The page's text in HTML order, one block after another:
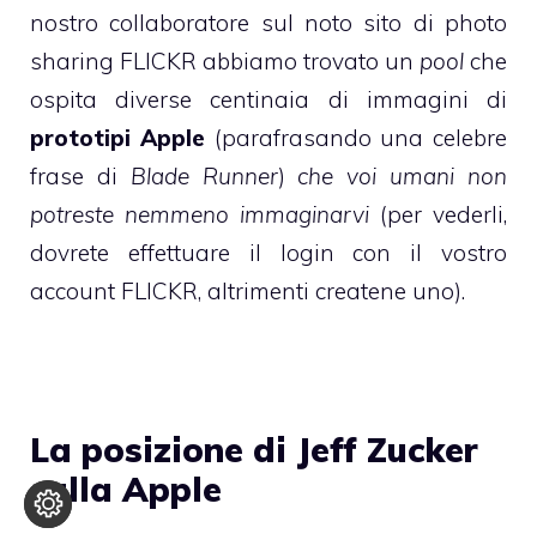
nostro collaboratore sul noto sito di photo
sharing FLICKR abbiamo trovato un pool che
ospita diverse centinaia di immagini di
prototipi Apple (parafrasando una celebre
frase di Blade Runner) che voi umani non
potreste nemmeno immaginarvi (per vederli,
dovrete effettuare il login con il vostro
account FLICKR, altrimenti createne uno).
La posizione di Jeff Zucker
sulla Apple